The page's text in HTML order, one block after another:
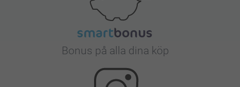
Bonus på alla dina köp